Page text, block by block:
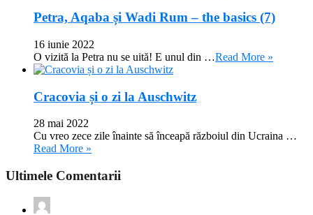
Petra, Aqaba și Wadi Rum – the basics (7)
16 iunie 2022
O vizită la Petra nu se uită! E unul din …Read More »
Cracovia și o zi la Auschwitz
28 mai 2022
Cu vreo zece zile înainte să înceapă războiul din Ucraina …
Read More »
Ultimele Comentarii